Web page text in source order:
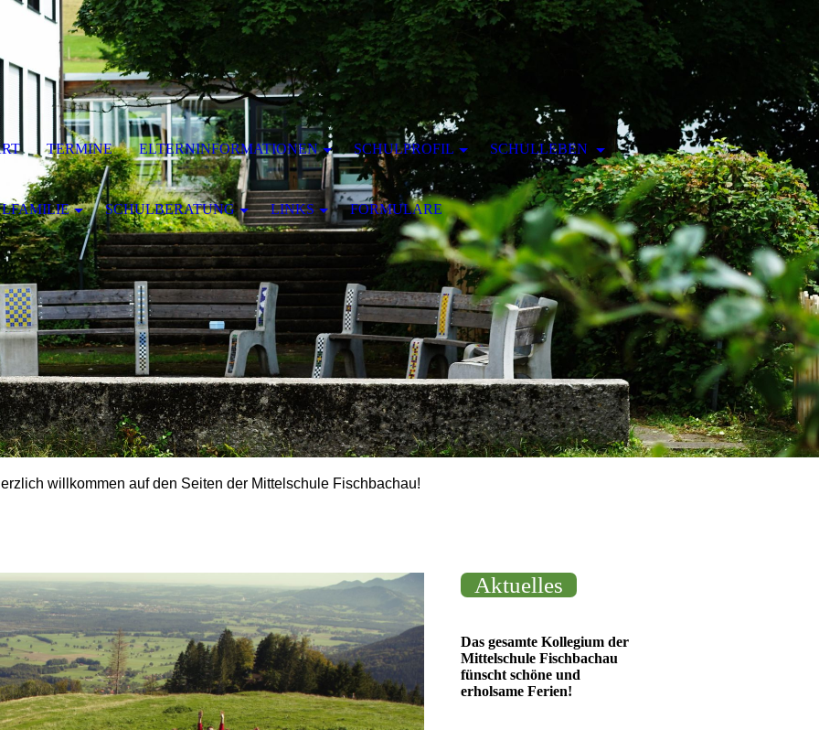
willkommen auf den Seiten der Mittelschule Fischbachau!
Aktuelles
Das gesamte Kollegium der
Mittelschule Fischbachau
fünscht schöne und
erholsame Ferien!
TERMINE ELTERNINFORMATIONEN SCHULPROFIL SCHULLEBEN
SCHULBERATUNG LINKS FORMULARE